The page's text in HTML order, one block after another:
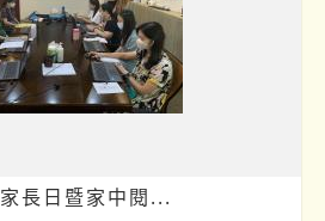
長日暨家中閱...